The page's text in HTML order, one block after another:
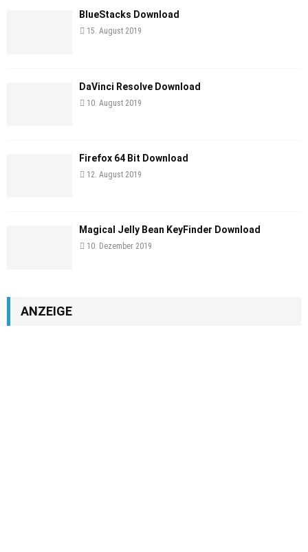
BlueStacks Download
15. August 2019
DaVinci Resolve Download
10. August 2019
Firefox 64 Bit Download
12. August 2019
Magical Jelly Bean KeyFinder Download
10. Dezember 2019
ANZEIGE